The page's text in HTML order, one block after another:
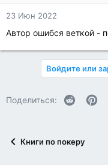
23 Июн 2022
Автор ошибся веткой -
Войдите или
Поделиться: Reddit
Книги по покеру